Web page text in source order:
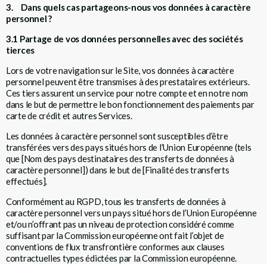
3. Dans quels cas partageons-nous vos données à caractère
personnel ?
3.1 Partage de vos données personnelles avec des sociétés
tierces
Lors de votre navigation sur le Site, vos données à caractère
personnel peuvent être transmises à des prestataires extérieurs.
Ces tiers assurent un service pour notre compte et en notre nom
dans le but de permettre le bon fonctionnement des paiements par
carte de crédit et autres Services.
Les données à caractère personnel sont susceptibles d’être
transférées vers des pays situés hors de l’Union Européenne (tels
que [Nom des pays destinataires des transferts de données à
caractère personnel]) dans le but de [Finalité des transferts
effectués].
Conformément au RGPD, tous les transferts de données à
caractère personnel vers un pays situé hors de l’Union Européenne
et/ou n’offrant pas un niveau de protection considéré comme
suffisant par la Commission européenne ont fait l’objet de
conventions de flux transfrontière conformes aux clauses
contractuelles types édictées par la Commission européenne.